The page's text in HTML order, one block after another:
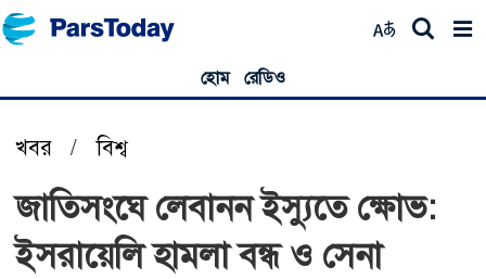
হোম রেডিও
খবর / বিশ্ব
জাতিসংঘে লেবানন ইস্যুতে ক্ষোভ:
ইসরায়েলি হামলা বন্ধ ও সেনা